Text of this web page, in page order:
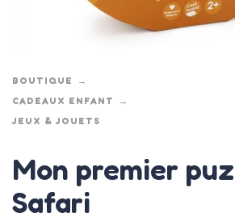
BOUTIQUE
CADEAUX ENFANT
JEUX & JOUETS
Mon premier
Safari